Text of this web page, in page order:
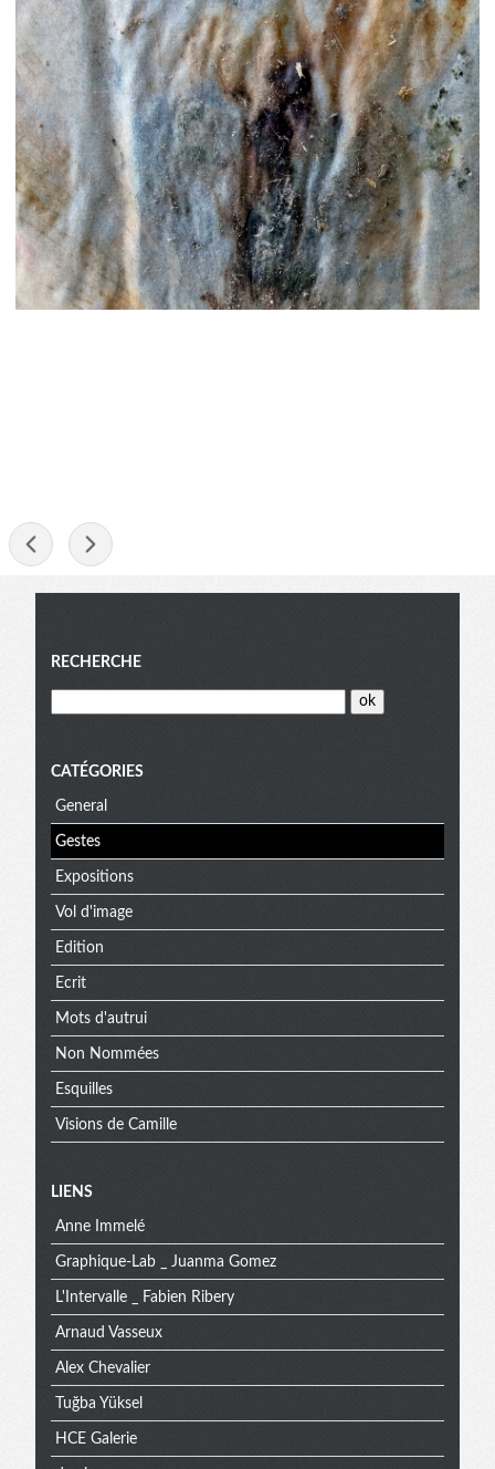
Menu
RECHERCHE
CATÉGORIES
General
Gestes
Expositions
Vol d'image
Edition
Ecrit
Mots d'autrui
Non Nommées
Esquilles
Visions de Camille
Menu
extra
LIENS
Anne Immelé
Graphique-Lab _ Juanma Gomez
L'Intervalle _ Fabien Ribery
Arnaud Vasseux
Alex Chevalier
Tuğba Yüksel
HCE Galerie